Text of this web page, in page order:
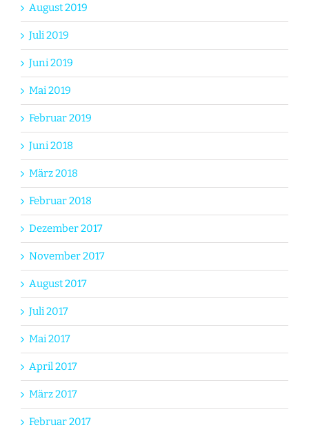
August 2019
Juli 2019
Juni 2019
Mai 2019
Februar 2019
Juni 2018
März 2018
Februar 2018
Dezember 2017
November 2017
August 2017
Juli 2017
Mai 2017
April 2017
März 2017
Februar 2017